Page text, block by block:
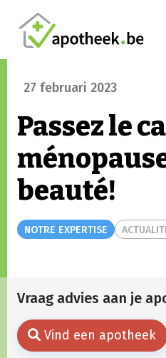
27 februari 2023
Passez le
beauté!
NOTRE EXPERTISE
Vraag advies aan je
Vind een apotheek